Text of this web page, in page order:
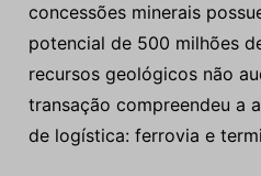
concessões minerais
potencial de 500 milhões
recursos geológicos não
transação compreendeu a
de logística: ferrovia e